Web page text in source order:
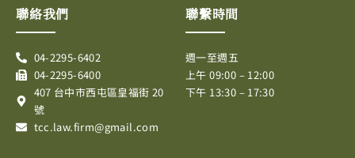
k
t
a
r
a
t
b
e
聯繫時間
週一至週五
上午 09:00 – 12:00
下午 13:30 – 17:30
聯絡我們
04-2295-6402
04-2295-6400
407 台中市西屯區皇福街 20
號
tcc.law.firm@gmail.com